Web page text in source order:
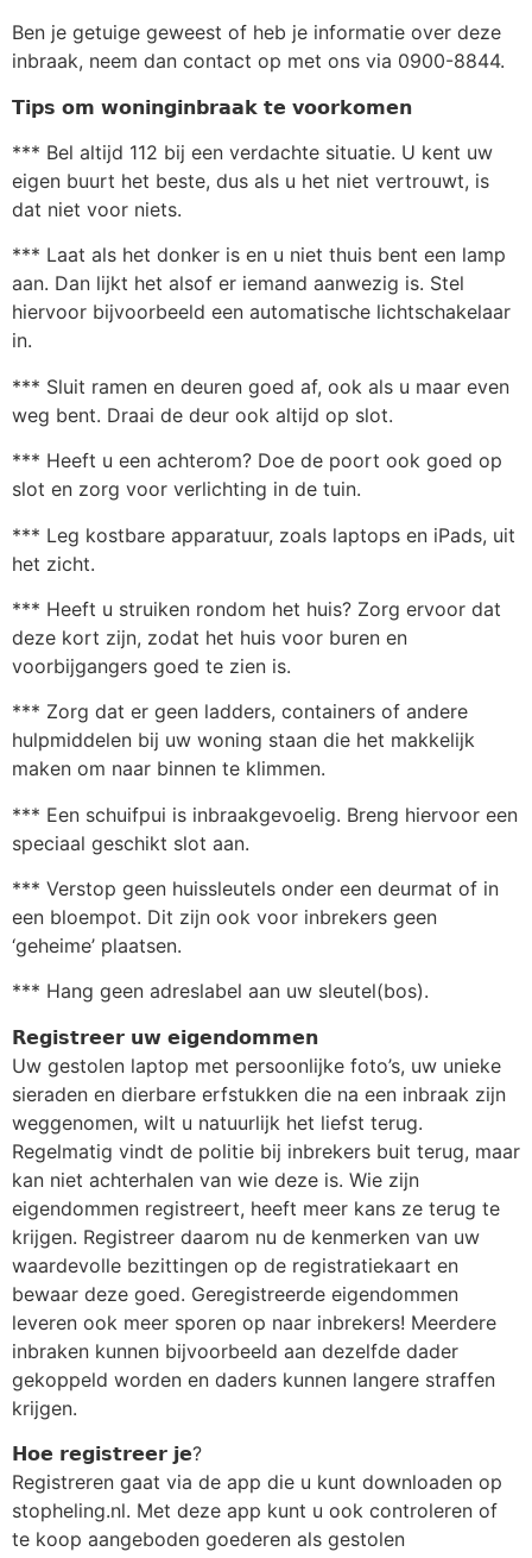
Ben je getuige geweest of heb je informatie over deze
inbraak, neem dan contact op met ons via 0900-8844.
𝗧𝗶𝗽𝘀 𝗼𝗺 𝘄𝗼𝗻𝗶𝗻𝗴𝗶𝗻𝗯𝗿𝗮𝗮𝗸 𝘁𝗲 𝘃𝗼𝗼𝗿𝗸𝗼𝗺𝗲𝗻
*** Bel altijd 112 bij een verdachte situatie. U kent uw
eigen buurt het beste, dus als u het niet vertrouwt, is
dat niet voor niets.
*** Laat als het donker is en u niet thuis bent een lamp
aan. Dan lijkt het alsof er iemand aanwezig is. Stel
hiervoor bijvoorbeeld een automatische lichtschakelaar
in.
*** Sluit ramen en deuren goed af, ook als u maar even
weg bent. Draai de deur ook altijd op slot.
*** Heeft u een achterom? Doe de poort ook goed op
slot en zorg voor verlichting in de tuin.
*** Leg kostbare apparatuur, zoals laptops en iPads, uit
het zicht.
*** Heeft u struiken rondom het huis? Zorg ervoor dat
deze kort zijn, zodat het huis voor buren en
voorbijgangers goed te zien is.
*** Zorg dat er geen ladders, containers of andere
hulpmiddelen bij uw woning staan die het makkelijk
maken om naar binnen te klimmen.
*** Een schuifpui is inbraakgevoelig. Breng hiervoor een
speciaal geschikt slot aan.
*** Verstop geen huissleutels onder een deurmat of in
een bloempot. Dit zijn ook voor inbrekers geen
‘geheime’ plaatsen.
*** Hang geen adreslabel aan uw sleutel(bos).
𝗥𝗲𝗴𝗶𝘀𝘁𝗿𝗲𝗲𝗿 𝘂𝘄 𝗲𝗶𝗴𝗲𝗻𝗱𝗼𝗺𝗺𝗲𝗻
Uw gestolen laptop met persoonlijke foto’s, uw unieke
sieraden en dierbare erfstukken die na een inbraak zijn
weggenomen, wilt u natuurlijk het liefst terug.
Regelmatig vindt de politie bij inbrekers buit terug, maar
kan niet achterhalen van wie deze is. Wie zijn
eigendommen registreert, heeft meer kans ze terug te
krijgen. Registreer daarom nu de kenmerken van uw
waardevolle bezittingen op de registratiekaart en
bewaar deze goed. Geregistreerde eigendommen
leveren ook meer sporen op naar inbrekers! Meerdere
inbraken kunnen bijvoorbeeld aan dezelfde dader
gekoppeld worden en daders kunnen langere straffen
krijgen.
𝗛𝗼𝗲 𝗿𝗲𝗴𝗶𝘀𝘁𝗿𝗲𝗲𝗿 𝗷𝗲?
Registreren gaat via de app die u kunt downloaden op
stopheling.nl. Met deze app kunt u ook controleren of
te koop aangeboden goederen als gestolen